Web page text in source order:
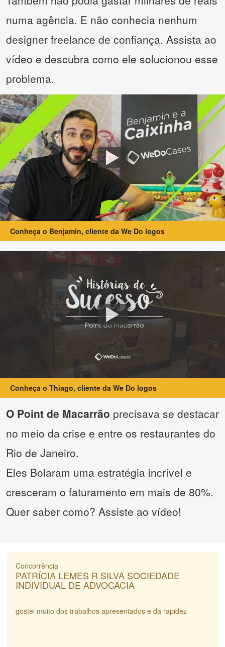
numa agência. E não conhecia nenhum
designer freelance de confiança. Assista ao
vídeo e descubra como ele solucionou esse
problema.
Conheça o Benjamin, cliente da We Do logos
Conheça o Thiago, cliente da We Do logos
O Point de Macarrão precisava se destacar
no meio da crise e entre os restaurantes do
Rio de Janeiro.
Eles Bolaram uma estratégia incrível e
cresceram o faturamento em mais de 80%.
Quer saber como? Assiste ao vídeo!
Concorrência
PATRÍCIA LEMES R SILVA SOCIEDADE
INDIVIDUAL DE ADVOCACIA
gostei muito dos trabalhos apresentados e da rapidez